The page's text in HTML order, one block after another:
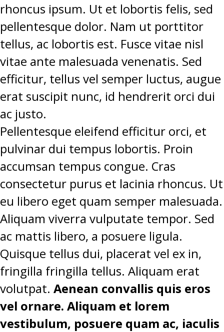
rhoncus ipsum. Ut et lobortis felis, sed
pellentesque dolor. Nam ut porttitor
tellus, ac lobortis est. Fusce vitae nisl
vitae ante malesuada venenatis. Sed
efficitur, tellus vel semper luctus, augue
erat suscipit nunc, id hendrerit orci dui
ac justo.
Pellentesque eleifend efficitur orci, et
pulvinar dui tempus lobortis. Proin
accumsan tempus congue. Cras
consectetur purus et lacinia rhoncus. Ut
eu libero eget quam semper malesuada.
Aliquam viverra vulputate tempor. Sed
ac mattis libero, a posuere ligula.
Quisque tellus dui, placerat vel ex in,
fringilla fringilla tellus. Aliquam erat
volutpat. Aenean convallis quis eros
vel ornare. Aliquam et lorem
vestibulum, posuere quam ac, iaculis